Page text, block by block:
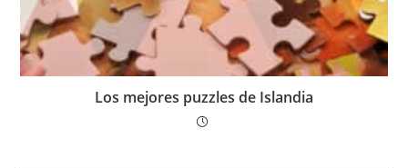
Los mejores puzzles de Islandia